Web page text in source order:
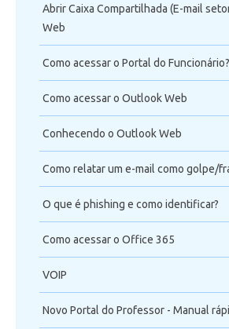
Abrir Caixa Compartilhada (E-mail
Web
Como acessar o Portal do Funcionário?
Como acessar o Outlook Web
Conhecendo o Outlook Web
Como relatar um e-mail como golpe/
O que é phishing e como identificar?
Como acessar o Office 365
VOIP
Novo Portal do Professor - Manual